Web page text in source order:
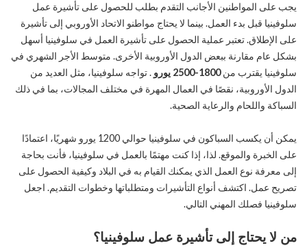
يجب على المواطنين الأجانب التقدم بطلب للحصول على تأشيرة عمل
سلوفينيا قبل بدء العمل. بينما لا يحتاج مواطنو الاتحاد الأوروبي إلى تأشيرة
على الإطلاق. تعتبر عملية الحصول على تأشيرة العمل في سلوفينيا أسهل
بشكل عام مقارنة ببعض الدول الأوروبية الأخرى. متوسط ​​الأجر الشهري في
سلوفينيا يقترب من1800-2500 يورو
. تواجه سلوفينيا، مثل العديد من
الدول الأوروبية، نقصًا في العمال المهرة في مختلف المجالات، بما في ذلك
السباكة واللحام والرعاية الصحية.
يمكن أن يكسب السباكون في سلوفينيا حوالي 1200 يورو شهريًا، اعتمادًا
على الخبرة والموقع. لذا، إذا كنت مهتمًا بالعمل في سلوفينيا، فأنت بحاجة
إلى معرفة نوع العمل الذي يمكنك القيام به في البلاد وكيفية الحصول على
تصريح عمل. اكتشف أنواع التأشيرات ومتطلباتها وخطوات التقديم. اجعل
سلوفينيا فصلك المهني التالي.
من لا يحتاج إلى تأشيرة عمل سلوفينيا؟